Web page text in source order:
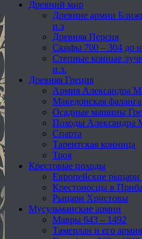
Древний мир
Древние армии
н.э
Древняя Персия
Скифы 700 – 304 до
Степные конные
н.э.
Древняя Греция
Армия Александра
Македонская фаланга
Осадные машины
Походы Александра
Спарта
Тарентская конница
Троя
Крестовые походы
Европейские рыцари
Крестоносцы в
Рыцари Христовы
Мусульманские армии
Мавры 643 – 1492
Тамерлан и его армия